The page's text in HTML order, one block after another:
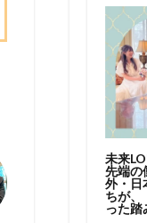
未来
先端の
外・日
ちが、
った踏